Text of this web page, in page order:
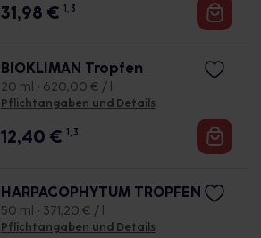
31,98 € 1, 3
BIOKLIMAN Tropfen
20 ml • 620,00 € / l
Pflichtangaben und Details
12,40 € 1, 3
HARPAGOPHYTUM TROPFEN
50 ml • 371,20 € / l
Pflichtangaben und Details